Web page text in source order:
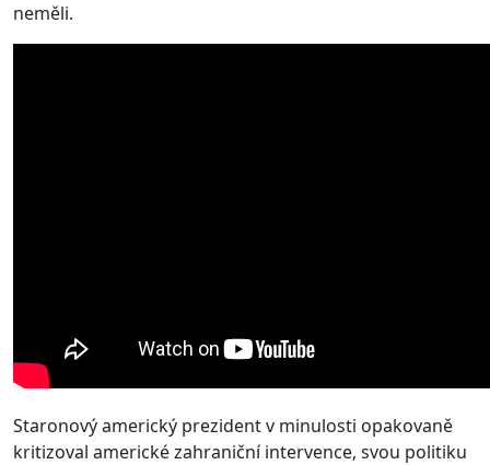
neměli.
Staronový americký prezident v minulosti opakovaně
kritizoval americké zahraniční intervence, svou politiku